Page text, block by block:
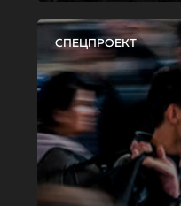
СПЕЦПРОЕКТ